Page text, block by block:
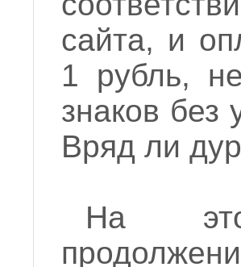
сайта, и
1 рубль,
знаков без
Вряд ли
На